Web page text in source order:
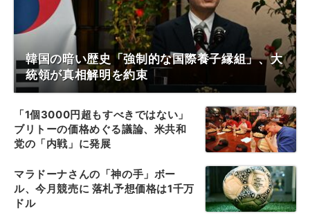
韓国の暗い歴史「強制的な国際養子縁組」、大
統領が真相解明を約束
「1個3000円超もすべきではない」
ブリトーの価格めぐる議論、米共和
党の「内戦」に発展
マラドーナさんの「神の手」ボー
ル、今月競売に 落札予想価格は1千万
ドル